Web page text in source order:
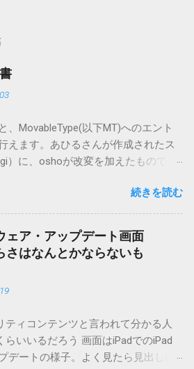
、MovableType(以下MT)へのエント
えます。あひるさんが作成されたス
）に、oshoが改変を加えたもので
ン0.5.3以降の動作確認はMT3.11で行
MT2.661で確認していました。0.5.3以
す。 現在のバージョンは0.5.3です。
を公開しています。まだ心配な
はリンクしていません。安定を求め
能が必要な方は0.6.3をご利用くださ
0.3.6までのバージョンに、エント
くお勧めしてます。 mail-entry.zipを
こをクリックしてください。
フォルダを見ると「_MACOSX」とい
続きを読む
ェア・アップデート画面
さはなんとかならないも
ティコンテンツと言われて分かる人
らいいるだろう 画面はiPadでのiPad
デートの様子。よく見たら見出しは